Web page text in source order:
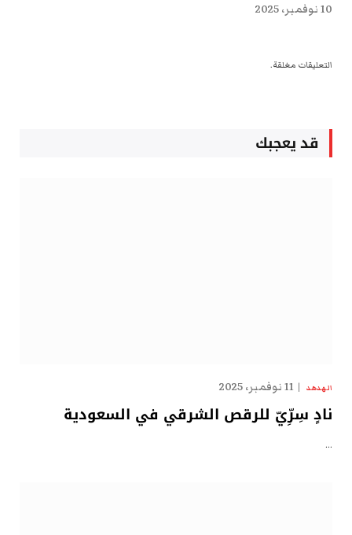
10 نوفمبر، 2025
التعليقات مغلقة.
قد يعجبك
الهدهد 11 نوفمبر، 2025
نادٍ سِرِّيّ للرقص الشرقي في السعودية
…